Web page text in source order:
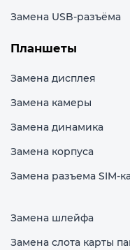
Замена USB-разъёма
Планшеты
Замена дисплея
Замена камеры
Замена динамика
Замена корпуса
Замена разъема SIM-
Замена шлейфа
Замена слота карты